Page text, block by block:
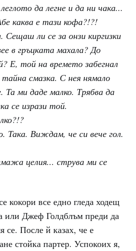
да легне и да ни чака...
каква е тази кофа?!?!
ли се за онзи киргизки
в гръцката махала? До
Е, той на времето забегнал
смазка. С нея нямало
Та ми даде малко. Трябва да
се изрази той.
Така. Виждам, че си вече гол.
целия... струва ми се
кокори все едно гледа ходещ
или Джеф Голдблъм преди да
се. После й казах, че е
стойка партер. Успокоих я,